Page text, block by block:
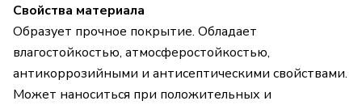
Свойства материала
Образует прочное покрытие. Обладает
влагостойкостью, атмосферостойкостью,
антикоррозийными и антисептическими свойствами.
Может наноситься при положительных и